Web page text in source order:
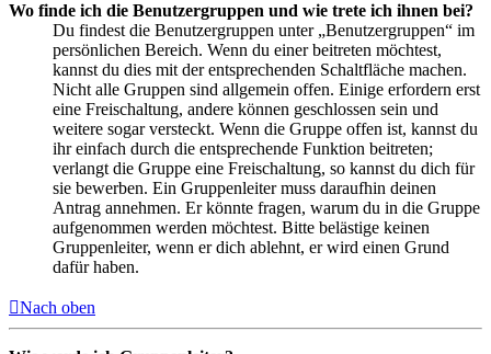
Wo finde ich die Benutzergruppen und wie trete ich ihnen bei?
Du findest die Benutzergruppen unter „Benutzergruppen“ im
persönlichen Bereich. Wenn du einer beitreten möchtest,
kannst du dies mit der entsprechenden Schaltfläche machen.
Nicht alle Gruppen sind allgemein offen. Einige erfordern erst
eine Freischaltung, andere können geschlossen sein und
weitere sogar versteckt. Wenn die Gruppe offen ist, kannst du
ihr einfach durch die entsprechende Funktion beitreten;
verlangt die Gruppe eine Freischaltung, so kannst du dich für
sie bewerben. Ein Gruppenleiter muss daraufhin deinen
Antrag annehmen. Er könnte fragen, warum du in die Gruppe
aufgenommen werden möchtest. Bitte belästige keinen
Gruppenleiter, wenn er dich ablehnt, er wird einen Grund
dafür haben.
Nach oben